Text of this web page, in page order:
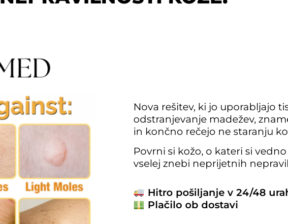
Nova rešitev, ki jo uporabljajo
odstranjevanje madežev,
in končno rečejo ne staranju
Povrni si kožo, o kateri si
vselej znebi neprijetnih
Hitro pošiljanje v 24/48
Plačilo ob dostavi